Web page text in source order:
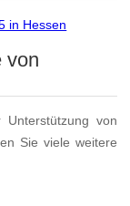
in Hessen
von
von
Sie viele weitere